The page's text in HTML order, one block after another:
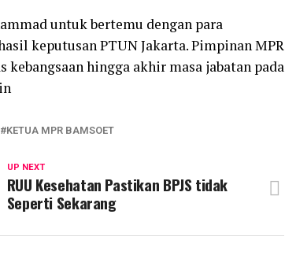
untuk bertemu dengan para
keputusan PTUN Jakarta. Pimpinan MPR
hingga akhir masa jabatan pada
KETUA MPR BAMSOET
UP NEXT
RUU Kesehatan Pastikan BPJS tidak
Seperti Sekarang